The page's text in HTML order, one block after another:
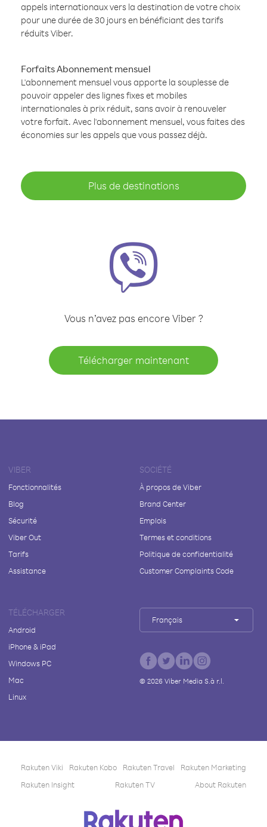
appels internationaux vers la destination de votre choix
pour une durée de 30 jours en bénéficiant des tarifs
réduits Viber.
Forfaits Abonnement mensuel
L'abonnement mensuel vous apporte la souplesse de
pouvoir appeler des lignes fixes et mobiles
internationales à prix réduit, sans avoir à renouveler
votre forfait. Avec l'abonnement mensuel, vous faites des
économies sur les appels que vous passez déjà.
Plus de destinations
Vous n’avez pas encore Viber ?
Télécharger maintenant
VIBER
Fonctionnalités
Blog
Sécurité
Viber Out
Tarifs
Assistance
SOCIÉTÉ
À propos de Viber
Brand Center
Emplois
Termes et conditions
Politique de confidentialité
Customer Complaints Code
TÉLÉCHARGER
Android
iPhone & iPad
Windows PC
Mac
Linux
Français
© 2026Viber Media S.à r.l.
Rakuten Viki Rakuten Kobo Rakuten Travel
Rakuten Marketing
Rakuten Insight
Rakuten TV About Rakuten